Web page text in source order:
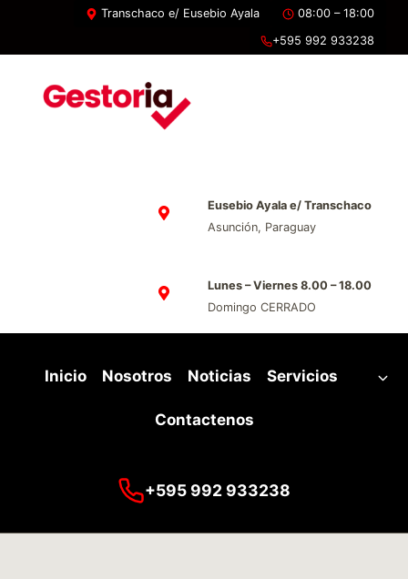
contenido
Transchaco e/ Eusebio Ayala 08:00 – 18:00
+595 992 933238
Eusebio Ayala e/ Transchaco
Asunción, Paraguay
Lunes – Viernes 8.00 – 18.00
Domingo CERRADO
Inicio Nosotros Noticias Servicios
Contactenos
+595 992 933238